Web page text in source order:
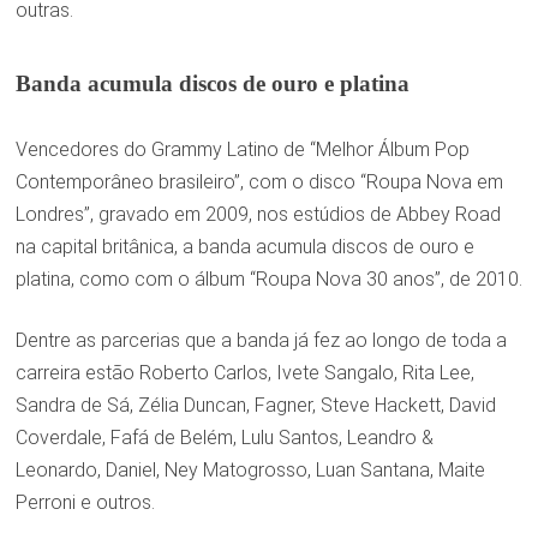
outras.
Banda acumula discos de ouro e platina
Vencedores do Grammy Latino de “Melhor Álbum Pop
Contemporâneo brasileiro”, com o disco “Roupa Nova em
Londres”, gravado em 2009, nos estúdios de Abbey Road
na capital britânica, a banda acumula discos de ouro e
platina, como com o álbum “Roupa Nova 30 anos”, de 2010.
Dentre as parcerias que a banda já fez ao longo de toda a
carreira estão Roberto Carlos, Ivete Sangalo, Rita Lee,
Sandra de Sá, Zélia Duncan, Fagner, Steve Hackett, David
Coverdale, Fafá de Belém, Lulu Santos, Leandro &
Leonardo, Daniel, Ney Matogrosso, Luan Santana, Maite
Perroni e outros.